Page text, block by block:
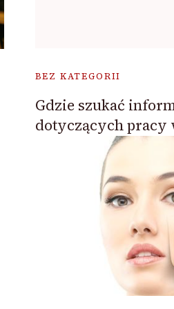
BEZ KATEGORII
Gdzie szukać
dotyczących pracy